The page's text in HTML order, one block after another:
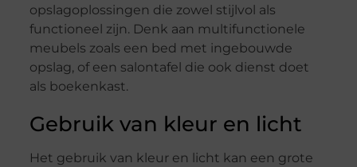
opslagoplossingen die zowel stijlvol als
functioneel zijn. Denk aan multifunctionele
meubels zoals een bed met ingebouwde
opslag, of een salontafel die ook dienst doet
als boekenkast.
Gebruik van kleur en licht
Het gebruik van kleur en licht kan een grote